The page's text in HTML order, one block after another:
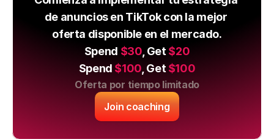
de anuncios en TikTok con la mejor
oferta disponible en el mercado.
Spend $30, Get $20
Spend $100, Get $100
Oferta por tiempo limitado
Join coaching